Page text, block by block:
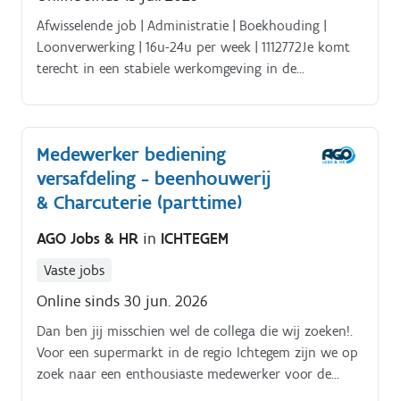
Afwisselende job | Administratie | Boekhouding |
Loonverwerking | 16u-24u per week | 1112772Je komt
terecht in een stabiele werkomgeving in de
taken: de volledige voorbereiding van de
boekhouding voor de accountant (gebruik van het
programma Exact Online), facturatie, betalingen, btw-
aangiftes, voorbereiding van jaarrekeningen, prestatie-
en loonverwerking, algemene administratie, onthaal
en telefoonpermanentie.
Medewerker bediening
versafdeling - beenhouwerij
& Charcuterie (parttime)
AGO Jobs & HR in ICHTEGEM
Vaste jobs
Online sinds 30 jun. 2026
Dan ben jij misschien wel de collega die wij zoeken!.
Voor een supermarkt in de regio Ichtegem zijn we op
zoek naar een enthousiaste medewerker voor de